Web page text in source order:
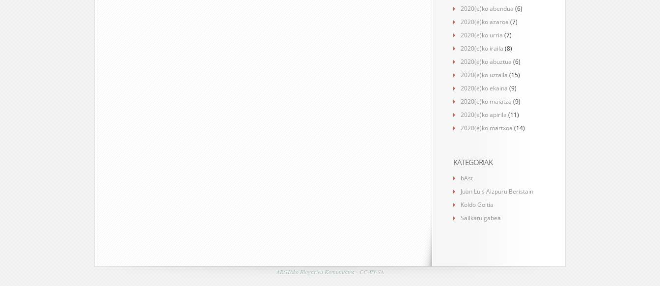
2020(e)ko abendua (6)
2020(e)ko azaroa (7)
2020(e)ko urria (7)
2020(e)ko iraila (8)
2020(e)ko abuztua (6)
2020(e)ko uztaila (15)
2020(e)ko ekaina (9)
2020(e)ko maiatza (9)
2020(e)ko apirila (11)
2020(e)ko martxoa (14)
KATEGORIAK
bAst
Juan Luis Aizpuru Beristain
Koldo Goitia
Sailkatu gabea
ARGIAko Blogarien Komunitatea - CC-BY-SA